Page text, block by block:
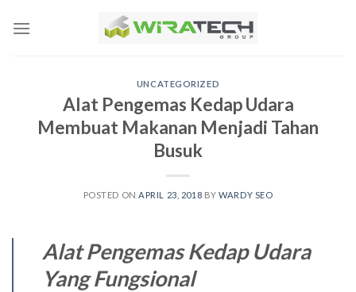
UNCATEGORIZED
Alat Pengemas Kedap Udara
Membuat Makanan Menjadi Tahan
Busuk
POSTED ON APRIL 23, 2018 BYWARDY SEO
Alat Pengemas Kedap Udara
Yang Fungsional